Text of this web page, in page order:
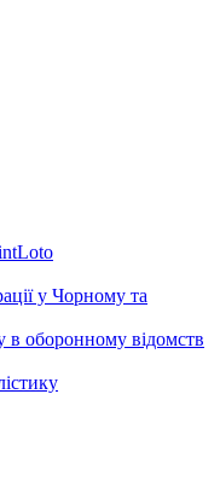
у Чорному та
в оборонному відомств